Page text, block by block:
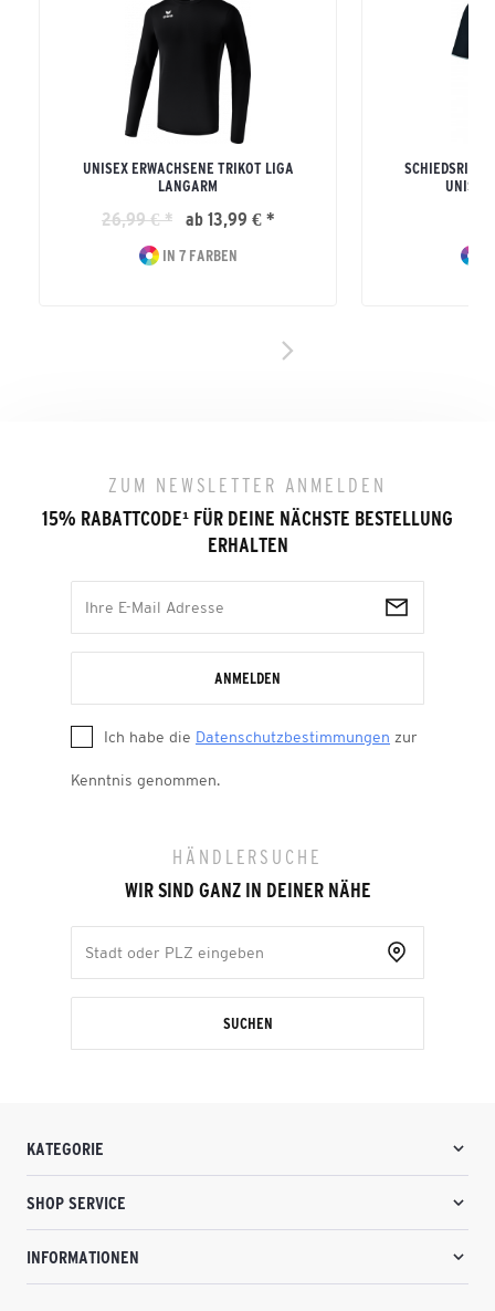
UNISEX ERWACHSENE TRIKOT LIGA
LANGARM
26,99 € * ab 13,99 € *
IN 7 FARBEN
UNISEX
ZUM NEWSLETTER ANMELDEN
15% RABATTCODE¹ FÜR DEINE NÄCHSTE BESTELLUNG
ERHALTEN
ANMELDEN
Ich habe die Datenschutzbestimmungen zur
Kenntnis genommen.
HÄNDLERSUCHE
WIR SIND GANZ IN DEINER NÄHE
SUCHEN
KATEGORIE
SHOP SERVICE
INFORMATIONEN